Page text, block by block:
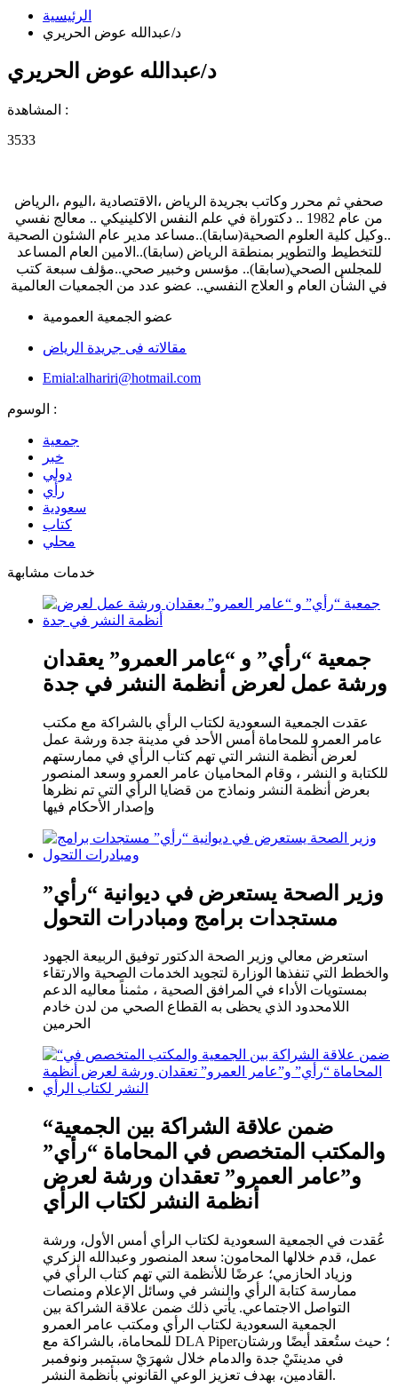
الرئيسية
د/عبدالله عوض الحريري
د/عبدالله عوض الحريري
المشاهدة :
3533
صحفي ثم محرر وكاتب بجريدة الرياض ،الاقتصادية ،اليوم ،الرياض
من عام 1982 .. دكتوراة في علم النفس الاكلينيكي .. معالج نفسي
..وكيل كلية العلوم الصحية(سابقا)..مساعد مدير عام الشئون الصحية
للتخطيط والتطوير بمنطقة الرياض (سابقا)..الامين العام المساعد
للمجلس الصحي(سابقا).. مؤسس وخبير صحي..مؤلف سبعة كتب
في الشأن العام و العلاج النفسي.. عضو عدد من الجمعيات العالمية
عضو الجمعية العمومية
مقالاته فى جريدة الرياض
Emial:alhariri@hotmail.com
الوسوم :
جمعية
خبر
دولي
رأي
سعودية
كتاب
محلي
خدمات مشابهة
جمعية “رأي” و “عامر العمرو” يعقدان
ورشة عمل لعرض أنظمة النشر في جدة
عقدت الجمعية السعودية لكتاب الرأي بالشراكة مع مكتب
عامر العمرو للمحاماة أمس الأحد في مدينة جدة ورشة عمل
لعرض أنظمة النشر التي تهم كتاب الرأي في ممارستهم
للكتابة و النشر ، وقام المحاميان عامر العمرو وسعد المنصور
بعرض أنظمة النشر ونماذج من قضايا الرأي التي تم نظرها
وإصدار الأحكام فيها
وزير الصحة يستعرض في ديوانية “رأي”
مستجدات برامج ومبادرات التحول
استعرض معالي وزير الصحة الدكتور توفيق الربيعة الجهود
والخطط التي تنفذها الوزارة لتجويد الخدمات الصحية والارتقاء
بمستويات الأداء في المرافق الصحية ، مثمناً معاليه الدعم
اللامحدود الذي يحظى به القطاع الصحي من لدن خادم
الحرمين
“ضمن علاقة الشراكة بين الجمعية
والمكتب المتخصص في المحاماة “رأي”
و”عامر العمرو” تعقدان ورشة لعرض
أنظمة النشر لكتاب الرأي
عُقدت في الجمعية السعودية لكتاب الرأي أمس الأول، ورشة
عمل، قدم خلالها المحامون: سعد المنصور وعبدالله الزكري
وزياد الحازمي؛ عرضًا للأنظمة التي تهم كتاب الرأي في
ممارسة كتابة الرأي والنشر في وسائل الإعلام ومنصات
التواصل الاجتماعي. يأتي ذلك ضمن علاقة الشراكة بين
الجمعية السعودية لكتاب الرأي ومكتب عامر العمرو
للمحاماة، بالشراكة مع DLA Piper؛ حيث ستُعقد أيضًا ورشتان
في مدينتَيْ جدة والدمام خلال شهرَيْ سبتمبر ونوفمبر
القادمين، بهدف تعزيز الوعي القانوني بأنظمة النشر.